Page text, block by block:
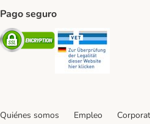
Pago seguro
Security
Quiénes somos Empleo